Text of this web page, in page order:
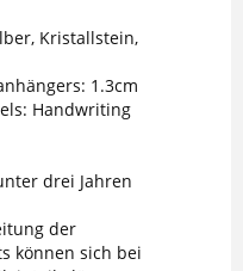
Kristallstein,
1.3cm
Handwriting
drei Jahren
der
können sich bei